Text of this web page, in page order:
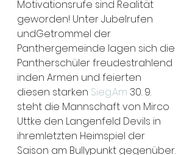
Motivationsrufe sind Realität
geworden! Unter Jubelrufen
undGetrommel der
Panthergemeinde lagen sich die
Pantherschüler freudestrahlend
inden Armen und feierten
diesen starken Sieg.Am 30. 9.
steht die Mannschaft von Mirco
Uttke den Langenfeld Devils in
ihremletzten Heimspiel der
Saison am Bullypunkt gegenüber.